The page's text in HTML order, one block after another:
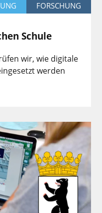
FORSCHUNG
Schule
wir, wie digitale
werden